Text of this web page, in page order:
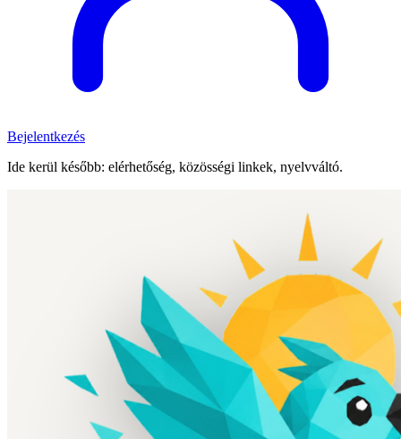
Bejelentkezés
Ide kerül később: elérhetőség, közösségi linkek, nyelvváltó.